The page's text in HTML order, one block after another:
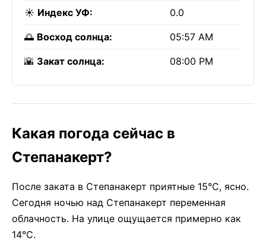
☀️ Индекс УФ: 0.0
🌅 Восход солнца: 05:57 AM
🌇 Закат солнца: 08:00 PM
Какая погода сейчас в
Степанакерт?
После заката в Степанакерт приятные 15°C, ясно.
Сегодня ночью над Степанакерт переменная
облачность. На улице ощущается примерно как
14°C.